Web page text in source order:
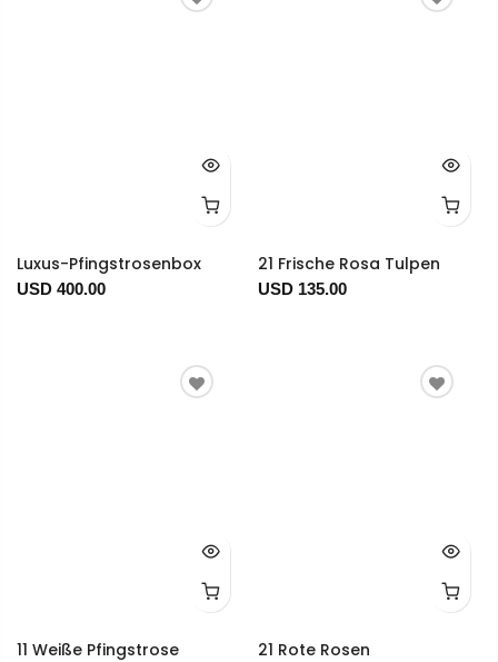
Luxus-Pfingstrosenbox
USD 400.00
21 Frische Rosa Tulpen
USD 135.00
11 Weiße Pfingstrose 21 Rote Rosen